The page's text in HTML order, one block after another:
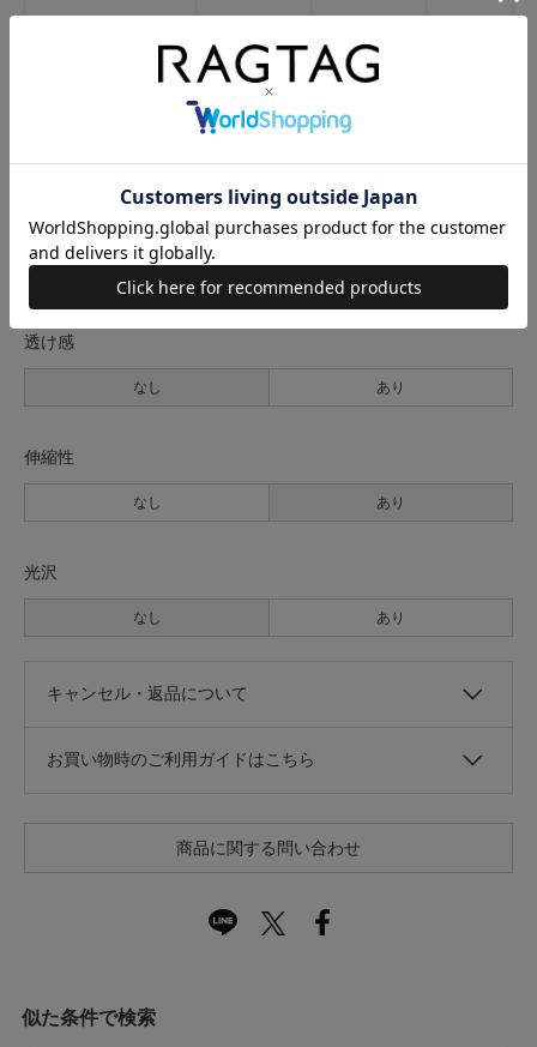
サイズの測り方について
裏地
透け感
なし あり
伸縮性
なし あり
光沢
なし あり
キャンセル・返品について
お買い物時のご利用ガイドはこちら
商品に関する問い合わせ
似た条件で検索